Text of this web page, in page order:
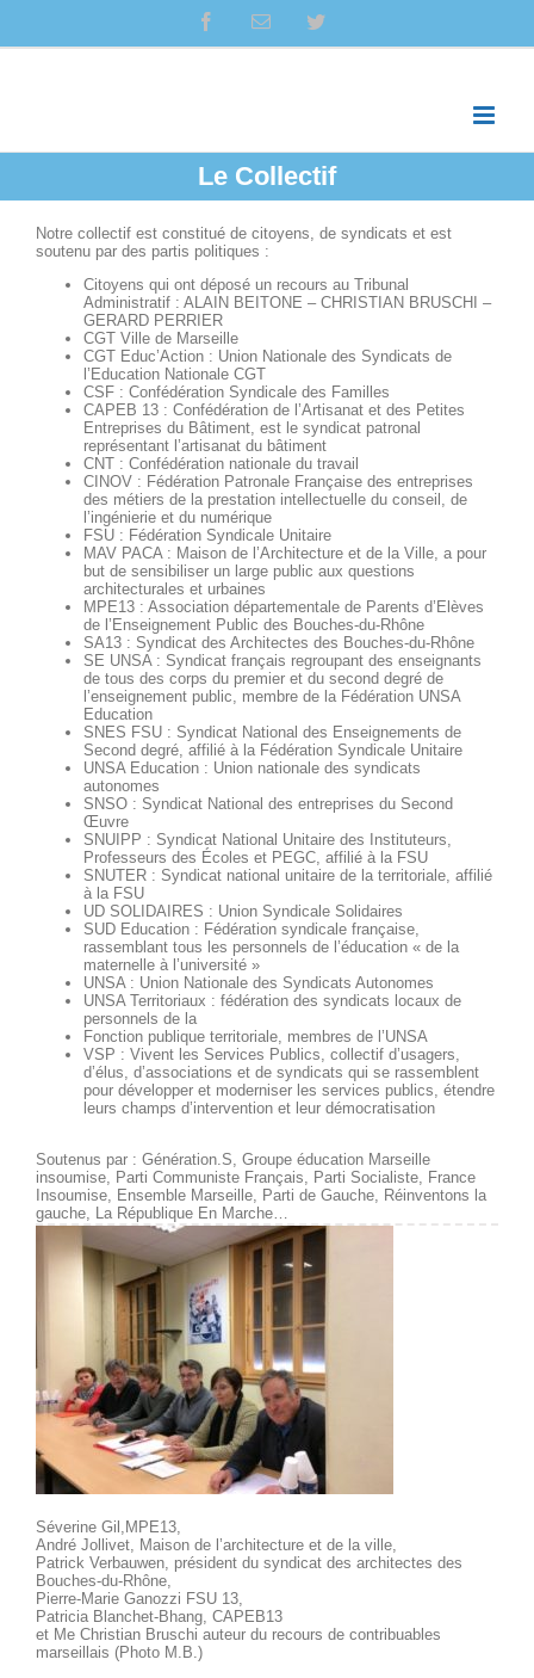
content
facebookEmail twitter
Le Collectif
Notre collectif est constitué de citoyens, de syndicats et est
soutenu par des partis politiques :
Citoyens qui ont déposé un recours au Tribunal
Administratif : ALAIN BEITONE – CHRISTIAN BRUSCHI –
GERARD PERRIER
CGT Ville de Marseille
CGT Educ’Action : Union Nationale des Syndicats de
l’Education Nationale CGT
CSF : Confédération Syndicale des Familles
CAPEB 13 : Confédération de l’Artisanat et des Petites
Entreprises du Bâtiment, est le syndicat patronal
représentant l’artisanat du bâtiment
CNT : Confédération nationale du travail
CINOV : Fédération Patronale Française des entreprises
des métiers de la prestation intellectuelle du conseil, de
l’ingénierie et du numérique
FSU : Fédération Syndicale Unitaire
MAV PACA : Maison de l’Architecture et de la Ville, a pour
but de sensibiliser un large public aux questions
architecturales et urbaines
MPE13 : Association départementale de Parents d’Elèves
de l’Enseignement Public des Bouches-du-Rhône
SA13 : Syndicat des Architectes des Bouches-du-Rhône
SE UNSA : Syndicat français regroupant des enseignants
de tous des corps du premier et du second degré de
l’enseignement public, membre de la Fédération UNSA
Education
SNES FSU : Syndicat National des Enseignements de
Second degré, affilié à la Fédération Syndicale Unitaire
UNSA Education : Union nationale des syndicats
autonomes
SNSO : Syndicat National des entreprises du Second
Œuvre
SNUIPP : Syndicat National Unitaire des Instituteurs,
Professeurs des Écoles et PEGC, affilié à la FSU
SNUTER : Syndicat national unitaire de la territoriale, affilié
à la FSU
UD SOLIDAIRES : Union Syndicale Solidaires
SUD Education : Fédération syndicale française,
rassemblant tous les personnels de l’éducation « de la
maternelle à l’université »
UNSA : Union Nationale des Syndicats Autonomes
UNSA Territoriaux : fédération des syndicats locaux de
personnels de la
Fonction publique territoriale, membres de l’UNSA
VSP : Vivent les Services Publics, collectif d’usagers,
d’élus, d’associations et de syndicats qui se rassemblent
pour développer et moderniser les services publics, étendre
leurs champs d’intervention et leur démocratisation
Soutenus par : Génération.S, Groupe éducation Marseille
insoumise, Parti Communiste Français, Parti Socialiste, France
Insoumise, Ensemble Marseille, Parti de Gauche, Réinventons la
gauche, La République En Marche…
Séverine Gil,MPE13,
André Jollivet, Maison de l’architecture et de la ville,
Patrick Verbauwen, président du syndicat des architectes des
Bouches-du-Rhône,
Pierre-Marie Ganozzi FSU 13,
Patricia Blanchet-Bhang, CAPEB13
et Me Christian Bruschi auteur du recours de contribuables
marseillais (Photo M.B.)